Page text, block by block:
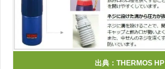
出典： THERMOS HP